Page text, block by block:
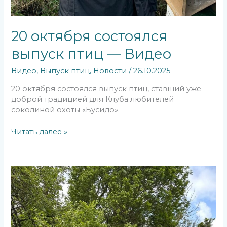
20 октября состоялся
выпуск птиц — Видео
Видео, Выпуск птиц, Новости /26.10.2025
20 октября состоялся выпуск птиц, ставший уже
доброй традицией для Клуба любителей
соколиной охоты «Бусидо».
Читать далее »
1
июня
у
нас
в
гостях